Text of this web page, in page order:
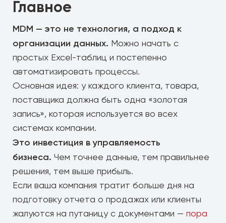
Главное
MDM — это не технология, а подход к
организации данных. Можно начать с
простых Excel-таблиц и постепенно
автоматизировать процессы.
Основная идея: у каждого клиента, товара,
поставщика должна быть одна «золотая
запись», которая используется во всех
системах компании.
Это инвестиция в управляемость
бизнеса. Чем точнее данные, тем правильнее
решения, тем выше прибыль.
Если ваша компания тратит больше дня на
подготовку отчета о продажах или клиенты
жалуются на путаницу с документами —пора